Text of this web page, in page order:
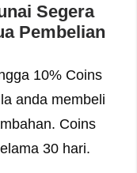
Segera
Pembelian
10% Coins
anda membeli
Coins
30 hari.